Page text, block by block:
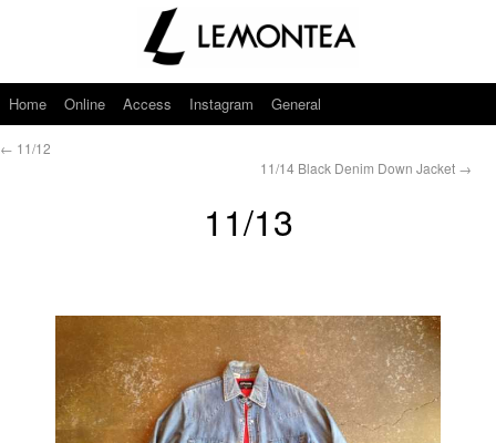
Home Online Access Instagram General
← 11/12
11/14 Black Denim Down Jacket →
11/13